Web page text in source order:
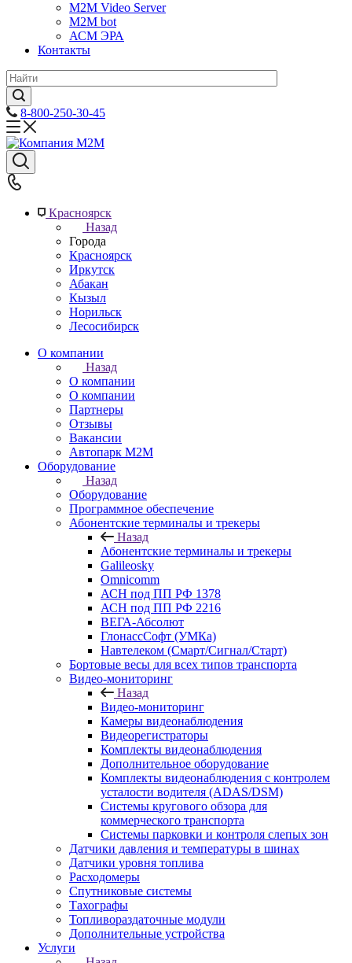
M2M Video Server
М2М bot
АСМ ЭРА
Контакты
8-800-250-30-45
Красноярск
Назад
Города
Красноярск
Иркутск
Абакан
Кызыл
Норильск
Лесосибирск
О компании
Назад
О компании
О компании
Партнеры
Отзывы
Вакансии
Автопарк М2М
Оборудование
Назад
Оборудование
Программное обеспечение
Абонентские терминалы и трекеры
Назад
Абонентские терминалы и трекеры
Galileosky
Omnicomm
АСН под ПП РФ 1378
АСН под ПП РФ 2216
ВЕГА-Абсолют
ГлонассСофт (УМКа)
Навтелеком (Смарт/Сигнал/Старт)
Бортовые весы для всех типов транспорта
Видео-мониторинг
Назад
Видео-мониторинг
Камеры видеонаблюдения
Видеорегистраторы
Комплекты видеонаблюдения
Дополнительное оборудование
Комплекты видеонаблюдения с контролем
усталости водителя (ADAS/DSM)
Системы кругового обзора для
коммерческого транспорта
Системы парковки и контроля слепых зон
Датчики давления и температуры в шинах
Датчики уровня топлива
Расходомеры
Спутниковые системы
Тахографы
Топливораздаточные модули
Дополнительные устройства
Услуги